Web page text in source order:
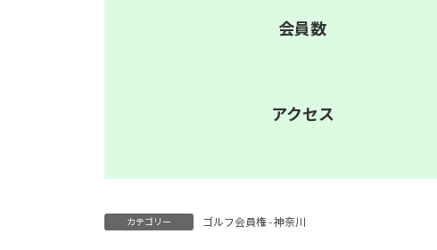
会員数
アクセス
カテゴリー ゴルフ会員権 - 神奈川